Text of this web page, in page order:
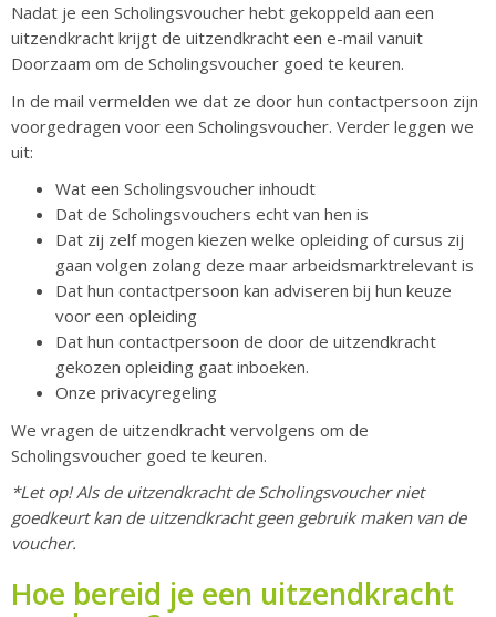
Nadat je een Scholingsvoucher hebt gekoppeld aan een
uitzendkracht krijgt de uitzendkracht een e-mail vanuit
Doorzaam om de Scholingsvoucher goed te keuren.
In de mail vermelden we dat ze door hun contactpersoon zijn
voorgedragen voor een Scholingsvoucher. Verder leggen we
uit:
Wat een Scholingsvoucher inhoudt
Dat de Scholingsvouchers echt van hen is
Dat zij zelf mogen kiezen welke opleiding of cursus zij
gaan volgen zolang deze maar arbeidsmarktrelevant is
Dat hun contactpersoon kan adviseren bij hun keuze
voor een opleiding
Dat hun contactpersoon de door de uitzendkracht
gekozen opleiding gaat inboeken.
Onze privacyregeling
We vragen de uitzendkracht vervolgens om de
Scholingsvoucher goed te keuren.
*Let op! Als de uitzendkracht de Scholingsvoucher niet
goedkeurt kan de uitzendkracht geen gebruik maken van de
voucher.
Hoe bereid je een uitzendkracht